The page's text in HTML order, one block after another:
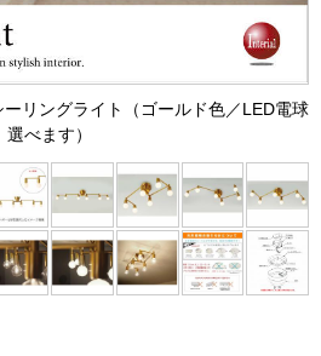
リングライト（ゴールド色／LED電球
選べます）